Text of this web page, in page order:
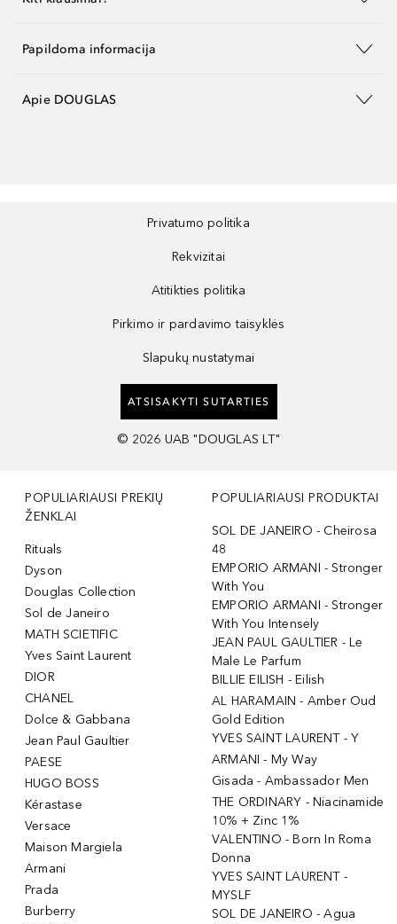
Papildoma informacija
Apie DOUGLAS
Privatumo politika
Rekvizitai
Atitikties politika
Pirkimo ir pardavimo taisyklės
Slapukų nustatymai
ATSISAKYTI SUTARTIES
© 2026 UAB "DOUGLAS LT"
POPULIARIAUSI PREKIŲ
ŽENKLAI
Rituals
Dyson
Douglas Collection
Sol de Janeiro
MATH SCIETIFIC
Yves Saint Laurent
DIOR
CHANEL
Dolce & Gabbana
Jean Paul Gaultier
PAESE
HUGO BOSS
Kérastase
Versace
Maison Margiela
Armani
Prada
Burberry
POPULIARIAUSI PRODUKTAI
SOL DE JANEIRO - Cheirosa
48
EMPORIO ARMANI - Stronger
With You
EMPORIO ARMANI - Stronger
With You Intensely
JEAN PAUL GAULTIER - Le
Male Le Parfum
BILLIE EILISH - Eilish
AL HARAMAIN - Amber Oud
Gold Edition
YVES SAINT LAURENT - Y
ARMANI - My Way
Gisada - Ambassador Men
THE ORDINARY - Niacinamide
10% + Zinc 1%
VALENTINO - Born In Roma
Donna
YVES SAINT LAURENT -
MYSLF
SOL DE JANEIRO - Agua